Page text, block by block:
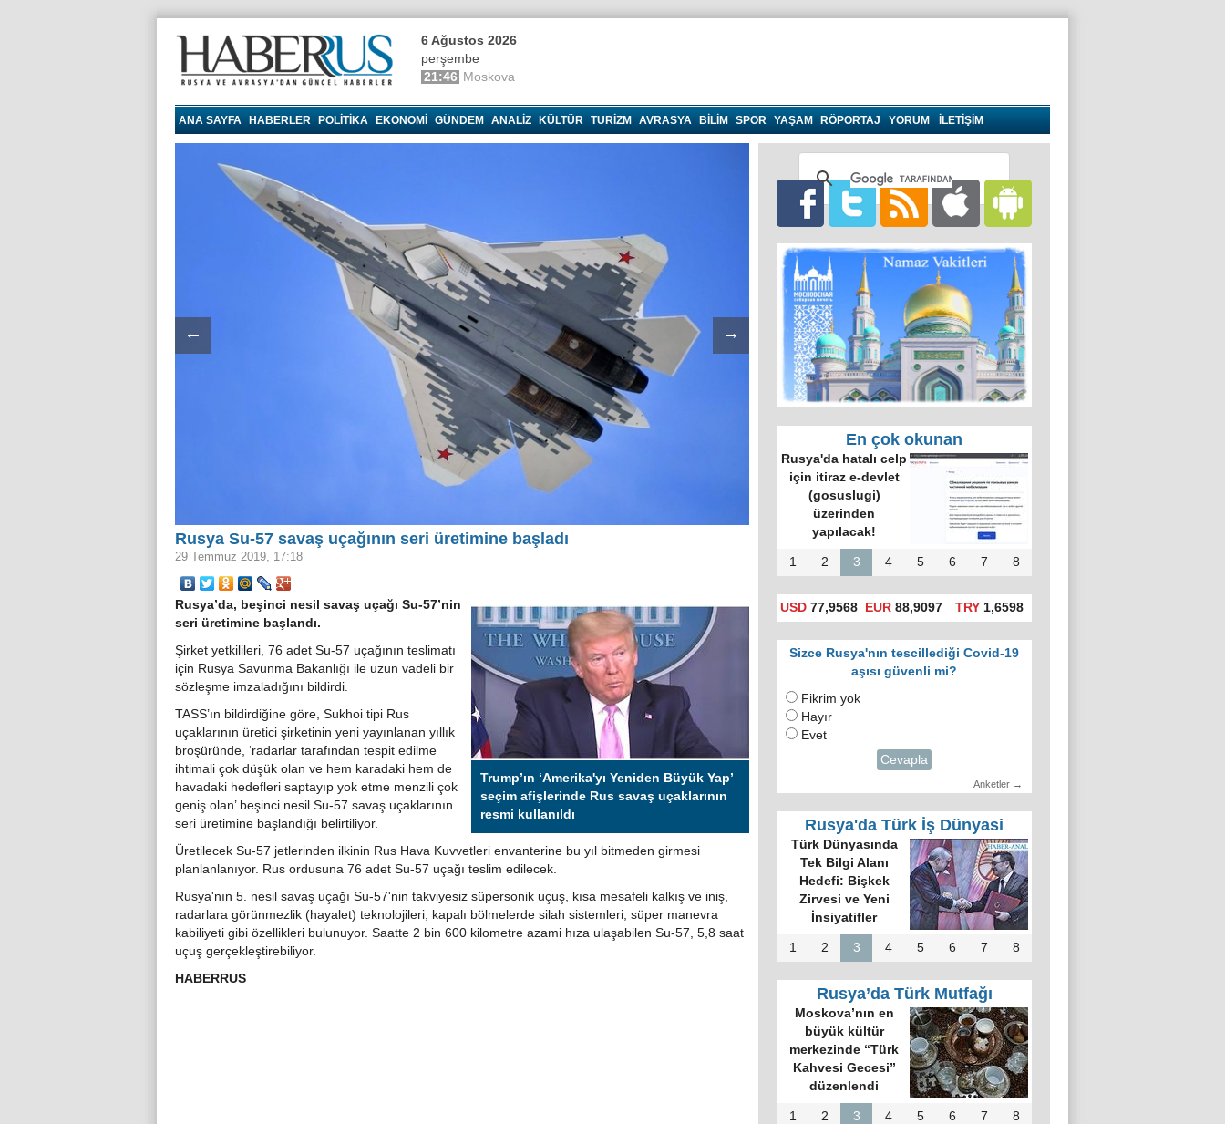
6 Ağustos 2026
perşembe
21:46 Moskova
ANA SAYFA HABERLER POLITIKA EKONOMI GÜNDEM ANALIZ KÜLTÜR TURIZM AVRASYA BILIM SPOR YAŞAM RÖPORTAJ YORUM İLETİŞİM
← →
Rusya Su-57 savaş uçağının seri üretimine başladı
29 Temmuz 2019, 17:18
Trump’ın ‘Amerika'yı Yeniden Büyük Yap’
seçim afişlerinde Rus savaş uçaklarının
resmi kullanıldı
Rusya’da, beşinci nesil savaş uçağı Su-57’nin
seri üretimine başlandı.
Şirket yetkilileri, 76 adet Su-57 uçağının teslimatı
için Rusya Savunma Bakanlığı ile uzun vadeli bir
sözleşme imzaladığını bildirdi.
TASS’ın bildirdiğine göre, Sukhoi tipi Rus
uçaklarının üretici şirketinin yeni yayınlanan yıllık
broşüründe, ‘radarlar tarafından tespit edilme
ihtimali çok düşük olan ve hem karadaki hem de
havadaki hedefleri saptayıp yok etme menzili çok
geniş olan’ beşinci nesil Su-57 savaş uçaklarının
seri üretimine başlandığı belirtiliyor.
Üretilecek Su-57 jetlerinden ilkinin Rus Hava Kuvvetleri envanterine bu yıl bitmeden girmesi
planlanlanıyor. Rus ordusuna 76 adet Su-57 uçağı teslim edilecek.
Rusya'nın 5. nesil savaş uçağı Su-57'nin takviyesiz süpersonik uçuş, kısa mesafeli kalkış ve iniş,
radarlara görünmezlik (hayalet) teknolojileri, kapalı bölmelerde silah sistemleri, süper manevra
kabiliyeti gibi özellikleri bulunuyor. Saatte 2 bin 600 kilometre azami hıza ulaşabilen Su-57, 5,8 saat
uçuş gerçekleştirebiliyor.
HABERRUS
En çok okunan
Çin, Rusya’nın
aradığı müttefik
oldu mu?
1 2 3 4 5 6 7 8
USD 77,9568 EUR 88,9097 TRY1,6598
Sizce Rusya'nın tescillediği Covid-19
aşısı güvenli mi?
Fikrim yok
Hayır
Evet
Cevapla
Anketler →
Rusya'da Türk İş Dünyasi
Türk Dünyası 34
Harfli Ortak Alfabe
Üzerinde Uzlaşı
Sağlandı
1 2 3 4 5 6 7 8
Rusya’da Türk Mutfağı
Rus gazete:
Kokoreç İstanbul
sokak mutfağının
kralı
1 2 3 4 5 6 7 8